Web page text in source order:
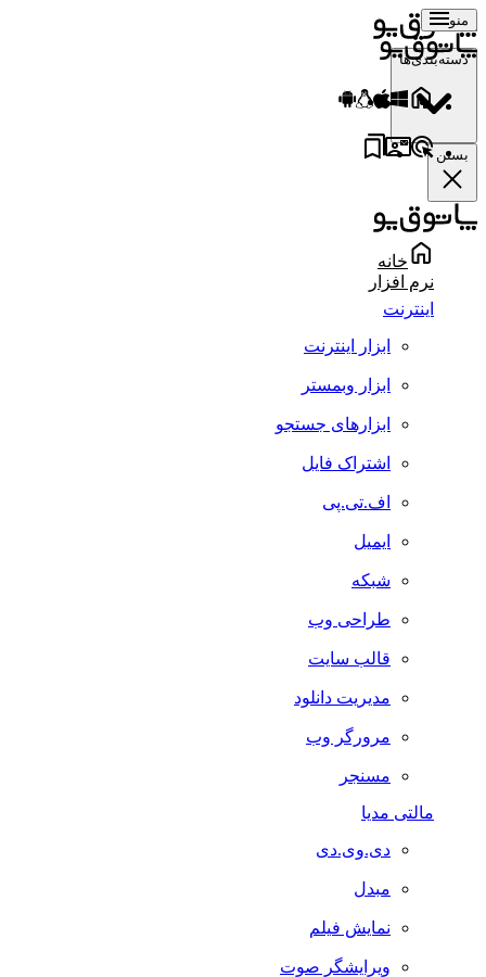
منو
دسته‌بندی‌ها
بستن
خانه
نرم افزار
اینترنت
ابزار اینترنت
ابزار وبمستر
ابزارهای جستجو
اشتراک فایل
اف.تی.پی
ایمیل
شبکه
طراحی وب
قالب سایت
مدیریت دانلود
مرورگر وب
مسنجر
مالتی مدیا
دی.وی.دی
مبدل
نمایش فیلم
ویرایشگر صوت